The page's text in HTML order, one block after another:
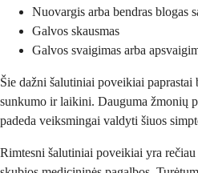
Nuovargis arba bendras blogas
Galvos skausmas
Galvos svaigimas arba
Šie dažni šalutiniai poveikiai
sunkumo ir laikini. Dauguma žmonių
padeda veiksmingai valdyti šiuos
Rimtesni šalutiniai poveikiai yra